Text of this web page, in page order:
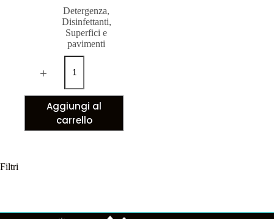
Detergenza,
Disinfettanti,
Superfici e
pavimenti
Aggiungi al
carrello
Filtri